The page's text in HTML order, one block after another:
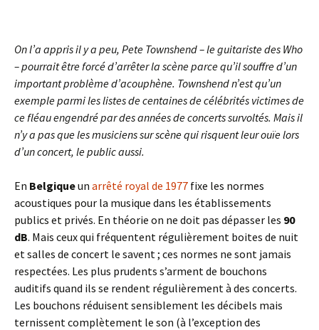
On l’a appris il y a peu, Pete Townshend – le guitariste des Who
– pourrait être forcé d’arrêter la scène parce qu’il souffre d’un
important problème d’acouphène. Townshend n’est qu’un
exemple parmi les listes de centaines de célébrités victimes de
ce fléau engendré par des années de concerts survoltés. Mais il
n’y a pas que les musiciens sur scène qui risquent leur ouïe lors
d’un concert, le public aussi.
En Belgiqueun arrêté royal de 1977 fixe les normes
acoustiques pour la musique dans les établissements
publics et privés. En théorie on ne doit pas dépasser les 90
dB. Mais ceux qui fréquentent régulièrement boites de nuit
et salles de concert le savent ; ces normes ne sont jamais
respectées. Les plus prudents s’arment de bouchons
auditifs quand ils se rendent régulièrement à des concerts.
Les bouchons réduisent sensiblement les décibels mais
ternissent complètement le son (à l’exception des